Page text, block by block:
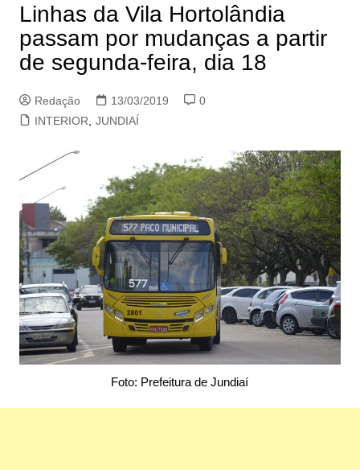
Linhas da Vila Hortolândia
passam por mudanças a partir
de segunda-feira, dia 18
Redação 13/03/2019
0
INTERIOR
JUNDIAÍ
Foto: Prefeitura de Jundiaí